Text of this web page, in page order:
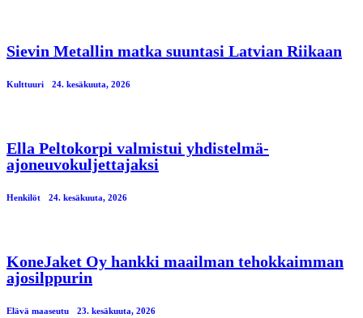
Sievin Metallin matka suuntasi Latvian Riikaan
Kulttuuri 24. kesäkuuta, 2026
Ella Peltokorpi valmistui yhdistelmä-
ajoneuvokuljettajaksi
Henkilöt 24. kesäkuuta, 2026
KoneJaket Oy hankki maailman tehokkaimman
ajosilppurin
Elävä maaseutu 23. kesäkuuta, 2026